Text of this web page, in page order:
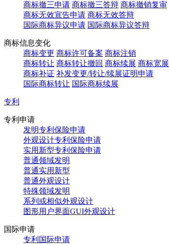
商标撤三申请 商标撤三答辩 商标撤销复审
商标无效宣告申请 商标无效答辩
国际商标异议申请 国际商标异议答辩
商标信息变化
商标变更 商标许可备案 商标注销
商标转让 商标转让撤回 商标续展 商标宽展
商标补证 补发变更/转让/续展证明申请
国际商标转让 国际商标续展
专利
专利申请
发明专利保险申请
外观设计专利保险申请
实用新型专利保险申请
普通领域发明
普通实用新型
普通外观设计
特殊领域发明
系列或相似外观设计
图形用户界面GUI外观设计
国际申请
专利国际申请